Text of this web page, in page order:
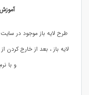
لایه باز ، بعد از خارج
و با